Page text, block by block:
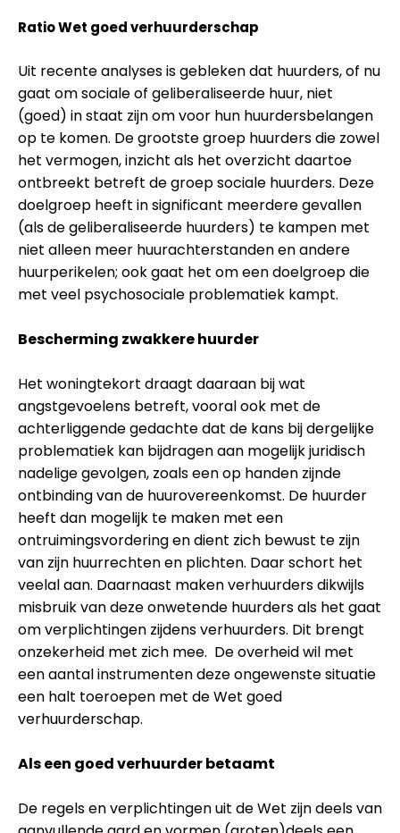
Ratio Wet goed verhuurderschap
Uit recente analyses is gebleken dat huurders, of nu
gaat om sociale of geliberaliseerde huur, niet
(goed) in staat zijn om voor hun huurdersbelangen
op te komen. De grootste groep huurders die zowel
het vermogen, inzicht als het overzicht daartoe
ontbreekt betreft de groep sociale huurders. Deze
doelgroep heeft in significant meerdere gevallen
(als de geliberaliseerde huurders) te kampen met
niet alleen meer huurachterstanden en andere
huurperikelen; ook gaat het om een doelgroep die
met veel psychosociale problematiek kampt.
Bescherming zwakkere huurder
Het woningtekort draagt daaraan bij wat
angstgevoelens betreft, vooral ook met de
achterliggende gedachte dat de kans bij dergelijke
problematiek kan bijdragen aan mogelijk juridisch
nadelige gevolgen, zoals een op handen zijnde
ontbinding van de huurovereenkomst. De huurder
heeft dan mogelijk te maken met een
ontruimingsvordering en dient zich bewust te zijn
van zijn huurrechten en plichten. Daar schort het
veelal aan. Daarnaast maken verhuurders dikwijls
misbruik van deze onwetende huurders als het gaat
om verplichtingen zijdens verhuurders. Dit brengt
onzekerheid met zich mee. De overheid wil met
een aantal instrumenten deze ongewenste situatie
een halt toeroepen met de Wet goed
verhuurderschap.
Als een goed verhuurder betaamt
De regels en verplichtingen uit de Wet zijn deels van